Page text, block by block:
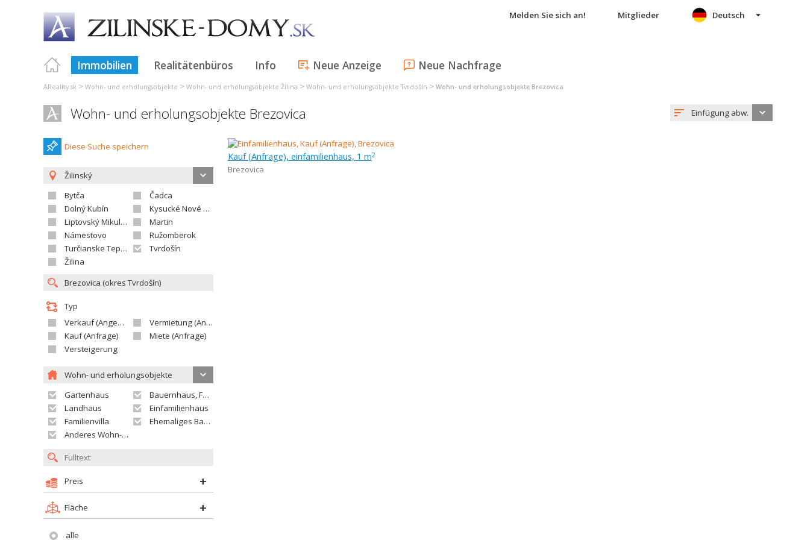
Melden Sie sich an! Mitglieder
Immobilien Realitätenbüros Info Neue Anzeige Neue Nachfrage
Deutsch
AReality.sk > Wohn- und erholungsobjekte > Wohn- und erholungsobjekte Žilina > Wohn- und erholungsobjekte Tvrdošín > Wohn- und erholungsobjekte Brezovica
Wohn- und erholungsobjekte Brezovica Einfügung abw.
Diese Suche speichern
Žilinský
Bytča
Čadca
Dolný Kubín
Kysucké Nové Mesto
Liptovský Mikuláš
Martin
Námestovo
Ružomberok
Turčianske Teplice
Tvrdošín
Žilina
Typ
Verkauf (Angebot)
Vermietung (Angebot)
Kauf (Anfrage)
Miete (Anfrage)
Versteigerung
Wohn- und erholungsobjekte
Gartenhaus
Bauernhaus, Ferienhaus
Landhaus
Einfamilienhaus
Familienvilla
Ehemaliges Bauerngut
Anderes Wohn- oder Ferienobjekt
Preis
Fläche
alle
Kauf (Anfrage), einfamilienhaus, 1 m2
Brezovica